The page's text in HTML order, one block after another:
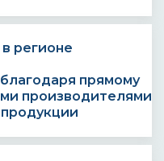
прямому
производителями